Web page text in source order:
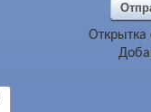
Открытка